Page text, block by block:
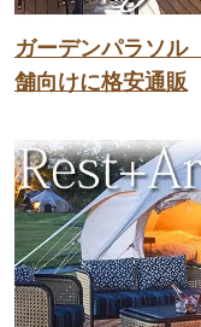
ガーデンパラソル
舗向けに格安通販